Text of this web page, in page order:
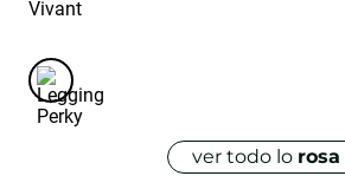
ver todo lo rosa